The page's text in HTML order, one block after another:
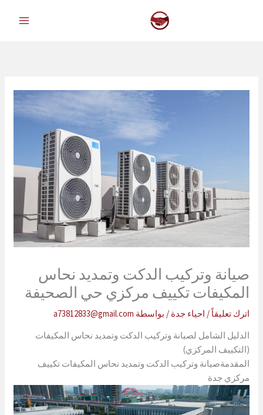
صيانة وتركيب الدكت وتمديد نحاس
المكيفات تكييف مركزي حي الصحيفة
اترك تعليقاً / احياء جدة / بواسطة a73812833@gmail.com
الدليل الشامل لصيانة وتركيب الدكت وتمديد نحاس المكيفات
(التكييف المركزي)
المقدمةصيانة وتركيب الدكت وتمديد نحاس المكيفات تكييف
مركزي جدة